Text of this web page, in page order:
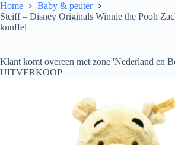
Home
Baby & peuter
Steiff – Disney Originals Winnie the Pooh
knuffel
Klant komt overeen met zone 'Nederland en
UITVERKOOP